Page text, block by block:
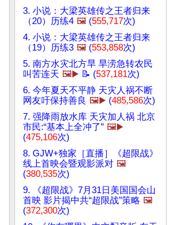
3. 小说：大梁英雄传之王者归来
（20）历练4 🖼️ (555,717次)
4. 小说：大梁英雄传之王者归来
（19）历练3 🖼️ (553,858次)
5. 南方水灾北方旱 旱涝急转农民
叫苦连天 🖼️▶️ 📝 (537,181次)
6. 今年夏天不平静 天灾人祸不断
网友吁保持善良 🖼️▶️ (485,586次)
7. 强降雨放水库 天灾加人祸 北京
市民:“基本上全冲了” 🖼️▶️
(475,106次)
8. GJW+独家［直播］《超限战》
线上首映会暨观影派对 🖼️
(380,535次)
9. 《超限战》7月31日美国国会山
首映 影片揭中共“超限战”策略 🖼️
(372,300次)